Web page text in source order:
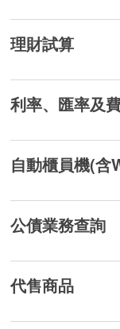
理財試算
利率、匯率及
自動櫃員機(含
公債業務查詢
代售商品